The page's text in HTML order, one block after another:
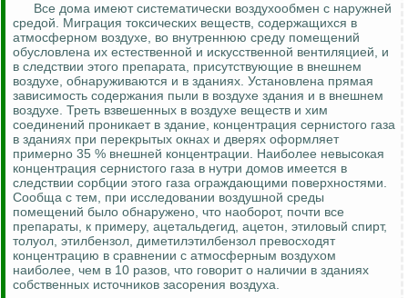
Все дома имеют систематически воздухообмен с наружней
средой. Миграция токсических веществ, содержащихся в
атмосферном воздухе, во внутреннюю среду помещений
обусловлена их естественной и искусственной вентиляцией, и
в следствии этого препарата, присутствующие в внешнем
воздухе, обнаруживаются и в зданиях. Установлена прямая
зависимость содержания пыли в воздухе здания и в внешнем
воздухе. Треть взвешенных в воздухе веществ и хим
соединений проникает в здание, концентрация сернистого газа
в зданиях при перекрытых окнах и дверях оформляет
примерно 35 % внешней концентрации. Наиболее невысокая
концентрация сернистого газа в нутри домов имеется в
следствии сорбции этого газа ограждающими поверхностями.
Сообща с тем, при исследовании воздушной среды
помещений было обнаружено, что наоборот, почти все
препараты, к примеру, ацетальдегид, ацетон, этиловый спирт,
толуол, этилбензол, диметилэтилбензол превосходят
концентрацию в сравнении с атмосферным воздухом
наиболее, чем в 10 разов, что говорит о наличии в зданиях
собственных источников засорения воздуха.